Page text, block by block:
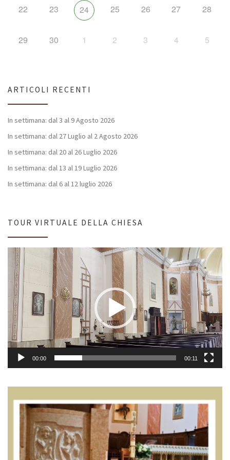
22 23 24 25 26 27 28
29 30 1 2 3 4 5
ARTICOLI RECENTI
In settimana: dal 3 al 9 Agosto 2026
In settimana: dal 27 Luglio al 2 Agosto 2026
In settimana: dal 20 al 26 Luglio 2026
In settimana: dal 13 al 19 Luglio 2026
In settimana: dal 6 al 12 luglio 2026
TOUR VIRTUALE DELLA CHIESA
Video
Player
00:00 00:11